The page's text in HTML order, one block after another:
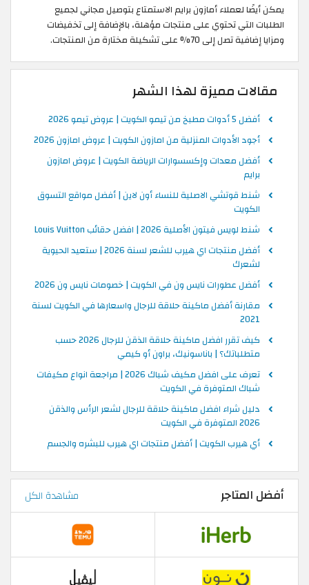
يمكن أيضًا لعملاء أمازون برايم الاستمتاع بتوصيل مجاني لجميع
الطلبات التي تحتوي على منتجات مؤهلة، بالإضافة إلى تخفيضات
ومزايا إضافية تصل إلى 70% على تشكيلة مختارة من المنتجات.
مقالات مميزة لهذا الشهر
أفضل 5 أدوات مطبخ من تيمو الكويت | عروض تيمو 2026
أجود الأدوات المنزلية من امازون الكويت | عروض امازون 2026
أفضل معدات وإكسسوارات الرياضة الكويت | عروض امازون
برايم
شنط قوتشي الاصلية للنساء أون لاين | أفضل مواقع التسوق
الكويت
شنط لويس فيتون الأصلية 2026 | افضل حقائب Louis Vuitton
أفضل منتجات اي هيرب للشعر لسنة 2026 | ستعيد الحيوية
لشعرك
أفضل عطورات نايس ون في الكويت | خصومات نايس ون 2026
مقارنة أفضل ماكينة حلاقة للرجال واسعارها في الكويت لسنة
2021
كيف تقرر افضل ماكينة حلاقة الذقن للرجال 2026 حسب
متطلباتك؟ | باناسونيك، براون أو كيمي
تعرف على افضل مكيف شباك 2026 | مراجعة انواع مكيفات
شباك المتوفرة في الكويت
دليل شراء افضل ماكينة حلاقة للرجال لشعر الرأس والذقن
2026 المتوفرة في الكويت
أي هيرب الكويت | أفضل منتجات اي هيرب للبشره والجسم
أفضل المتاجر مشاهدة الكل